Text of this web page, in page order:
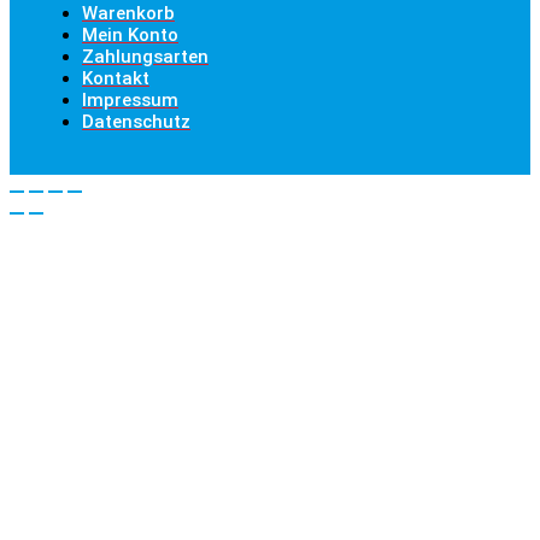
Warenkorb
Mein Konto
Zahlungsarten
Kontakt
Impressum
Datenschutz